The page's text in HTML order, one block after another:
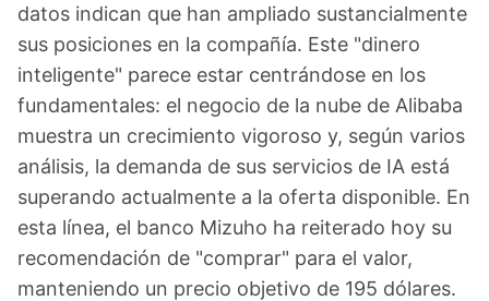
datos indican que han ampliado sustancialmente
sus posiciones en la compañía. Este "dinero
inteligente" parece estar centrándose en los
fundamentales: el negocio de la nube de Alibaba
muestra un crecimiento vigoroso y, según varios
análisis, la demanda de sus servicios de IA está
superando actualmente a la oferta disponible. En
esta línea, el banco Mizuho ha reiterado hoy su
recomendación de "comprar" para el valor,
manteniendo un precio objetivo de 195 dólares.